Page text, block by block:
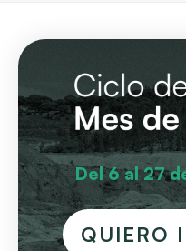
Del 6 al 27
QUIERO